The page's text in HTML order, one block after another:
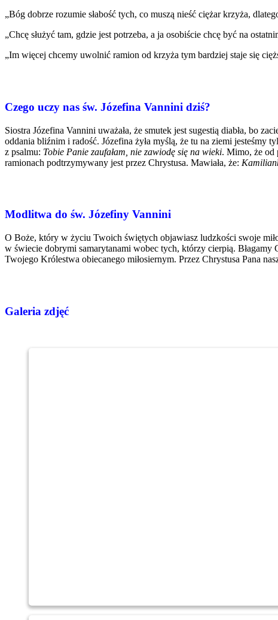
„Bóg dobrze rozumie słabość tych, co muszą nieść ciężar krzyża,
„Chcę służyć tam, gdzie jest potrzeba, a ja osobiście chcę być na
„Im więcej chcemy uwolnić ramion od krzyża tym bardziej staje się
Czego uczy nas św. Józefina Vannini dziś?
Siostra Józefina Vannini uważała, że smutek jest sugestią diabła, bo
oddania bliźnim i radość. Józefina żyła myślą, że tu na ziemi jesteśmy
z psalmu: Tobie Panie zaufałam, nie zawiodę się na wieki. Mimo, że od
ramionach podtrzymywany jest przez Chrystusa. Mawiała, że:
Modlitwa do św. Józefiny Vannini
O Boże, który w życiu Twoich świętych objawiasz ludzkości swoje
w świecie dobrymi samarytanami wobec tych, którzy cierpią. Błagamy
Twojego Królestwa obiecanego miłosiernym. Przez Chrystusa Pana
Galeria zdjęć